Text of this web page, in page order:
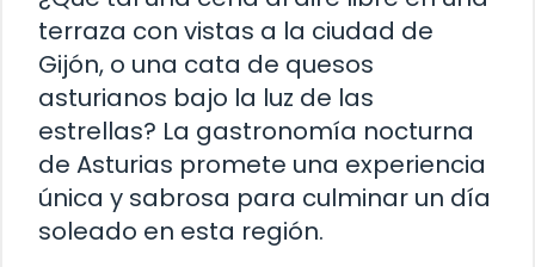
terraza con vistas a la ciudad de
Gijón, o una cata de quesos
asturianos bajo la luz de las
estrellas? La gastronomía nocturna
de Asturias promete una experiencia
única y sabrosa para culminar un día
soleado en esta región.